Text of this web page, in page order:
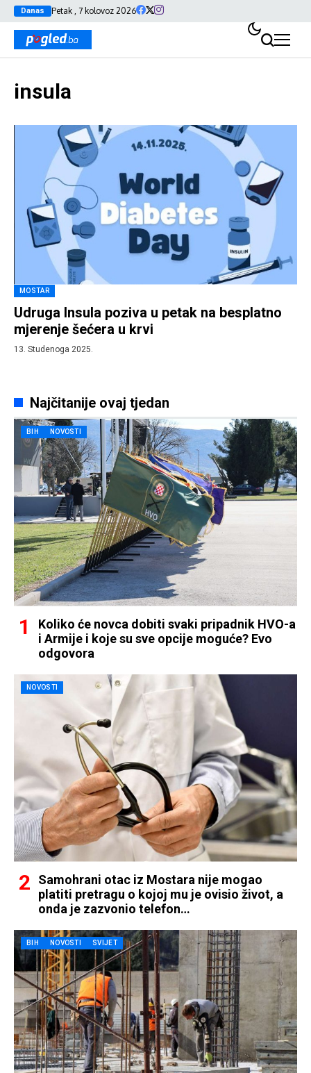
Danas Petak , 7 kolovoz 2026
insula
MOSTAR
Udruga Insula poziva u petak na besplatno
mjerenje šećera u krvi
13. Studenoga 2025.
Najčitanije ovaj tjedan
BIH NOVOSTI
Koliko će novca dobiti svaki pripadnik HVO-a
i Armije i koje su sve opcije moguće? Evo
odgovora
NOVOSTI
Samohrani otac iz Mostara nije mogao
platiti pretragu o kojoj mu je ovisio život, a
onda je zazvonio telefon…
BIH NOVOSTI SVIJET